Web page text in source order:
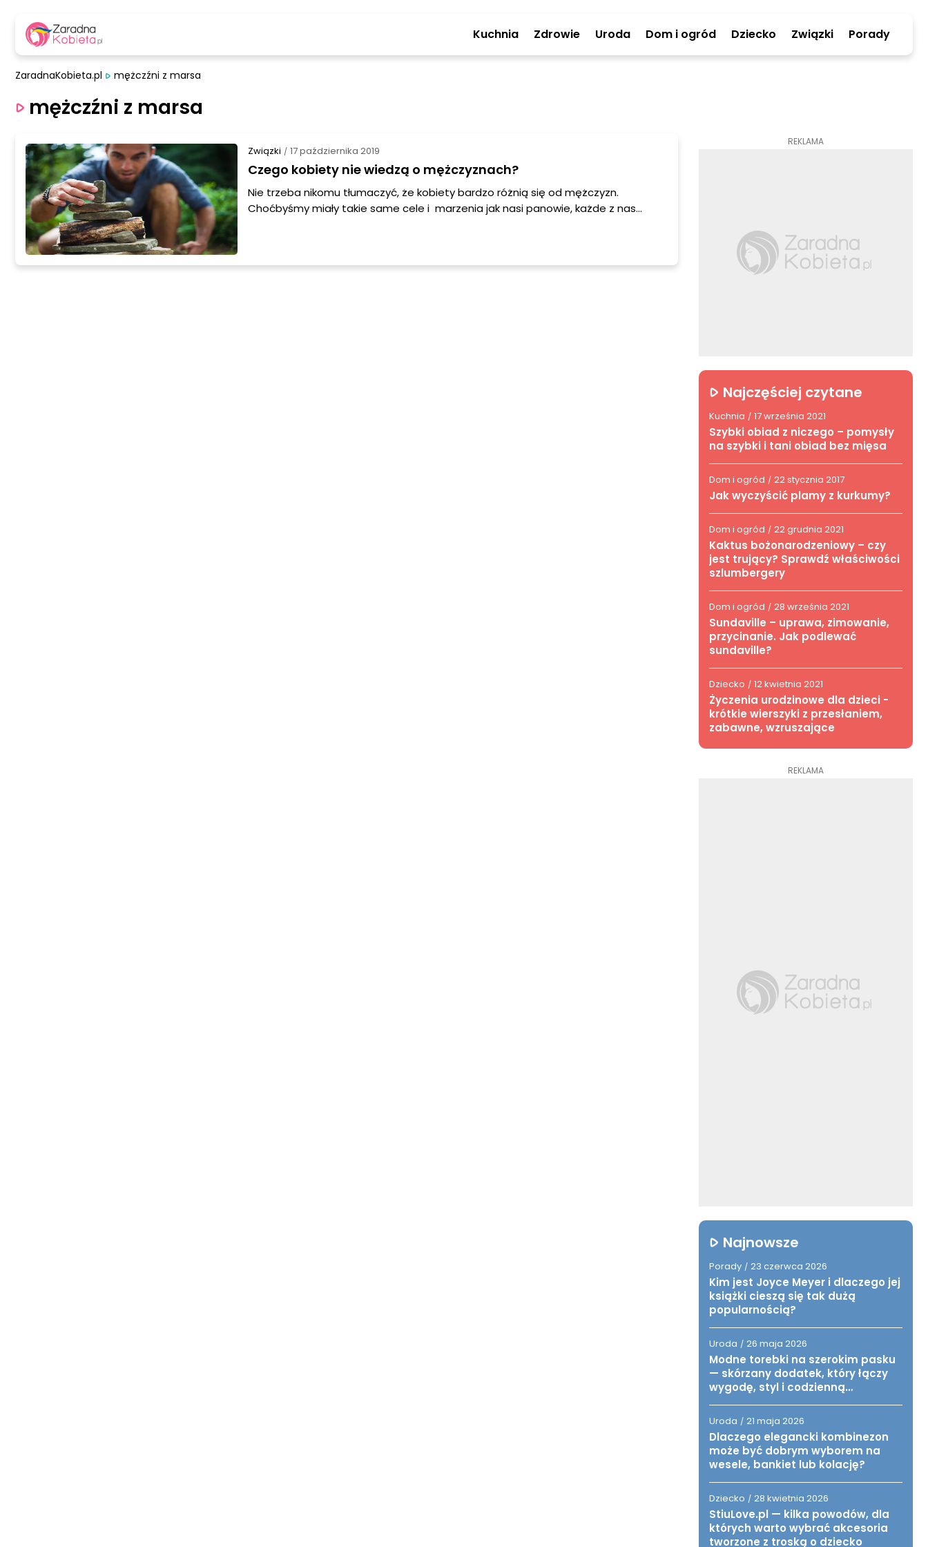
Kuchnia Zdrowie Uroda Dom i ogród Dziecko Związki Porady
ZaradnaKobieta.pl mężczźni z marsa
mężczźni z marsa
Związki / 17 października 2019
Czego kobiety nie wiedzą o mężczyznach?
Nie trzeba nikomu tłumaczyć, że kobiety bardzo różnią się od mężczyzn.
Choćbyśmy miały takie same cele i marzenia jak nasi panowie, każde z nas
REKLAMA
Najczęściej czytane
Kuchnia / 17 września 2021
Szybki obiad z niczego – pomysły
na szybki i tani obiad bez mięsa
Dom i ogród / 22 stycznia 2017
Jak wyczyścić plamy z kurkumy?
Dom i ogród / 22 grudnia 2021
Kaktus bożonarodzeniowy – czy
jest trujący? Sprawdź właściwości
szlumbergery
Dom i ogród / 28 września 2021
Sundaville – uprawa, zimowanie,
przycinanie. Jak podlewać
sundaville?
Dziecko / 12 kwietnia 2021
Życzenia urodzinowe dla dzieci -
krótkie wierszyki z przesłaniem,
zabawne, wzruszające
REKLAMA
Najnowsze
Porady / 23 czerwca 2026
Kim jest Joyce Meyer i dlaczego jej
książki cieszą się tak dużą
popularnością?
Uroda / 26 maja 2026
Modne torebki na szerokim pasku
— skórzany dodatek, który łączy
wygodę, styl i codzienną
Uroda / 21 maja 2026
Dlaczego elegancki kombinezon
może być dobrym wyborem na
wesele, bankiet lub kolację?
Dziecko / 28 kwietnia 2026
StiuLove.pl — kilka powodów, dla
których warto wybrać akcesoria
tworzone z troską o dziecko